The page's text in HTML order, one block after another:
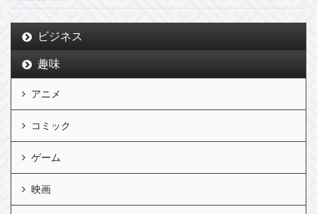
ビジネス
趣味
アニメ
コミック
ゲーム
映画